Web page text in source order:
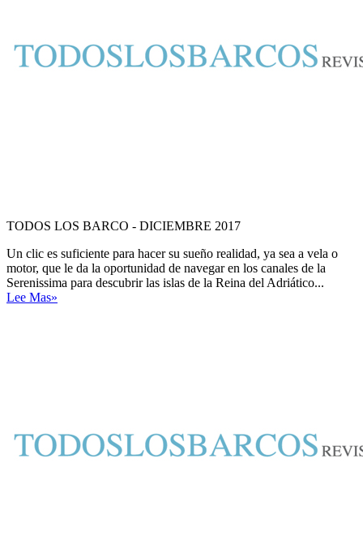
TODOS LOS BARCO - DICIEMBRE 2017
Un clic es suficiente para hacer su sueño realidad, ya sea a vela o
motor, que le da la oportunidad de navegar en los canales de la
Serenissima para descubrir las islas de la Reina del Adriático...
Lee Mas»